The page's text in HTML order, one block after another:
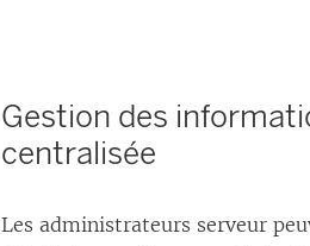
Gestion des
centralisée
Les administrateurs serveur